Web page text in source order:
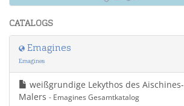
CATALOGS
Emagines
Emagines
weißgrundige Lekythos des Aischines-
Malers - Emagines Gesamtkatalog